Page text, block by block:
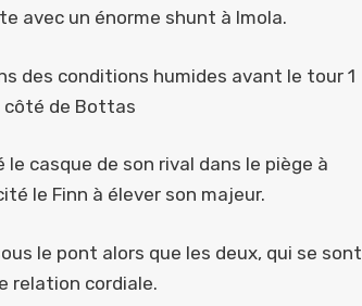
avec un énorme shunt à Imola.
des conditions humides avant le tour 1
côté de Bottas
casque de son rival dans le piège à
le Finn à élever son majeur.
le pont alors que les deux, qui se sont
relation cordiale.